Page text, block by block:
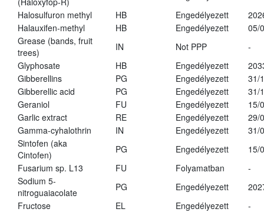
Halosulfuron methyl
HB Engedélyezett
Halauxifen-methyl
HB Engedélyezett
05/
Grease (bands, fruit
trees)
IN Not PPP
-
Glyphosate
HB Engedélyezett
Gibberellins
PG Engedélyezett
31/
Gibberellic acid
PG Engedélyezett
31/
Geraniol
FU Engedélyezett
15/
Garlic extract
RE Engedélyezett
29/
Gamma-cyhalothrin
IN Engedélyezett
31/
Sintofen (aka
Cintofen)
PG Engedélyezett
15/
Fusarium sp. L13
FU Folyamatban
-
Sodium 5-
nitroguaiacolate
PG Engedélyezett
Fructose
EL Engedélyezett
-